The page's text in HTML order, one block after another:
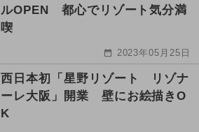
ルOPEN 都心でリゾート気分満
喫
2023年05月25日
西日本初「星野リゾート リゾナ
ーレ大阪」開業 壁にお絵描きO
K